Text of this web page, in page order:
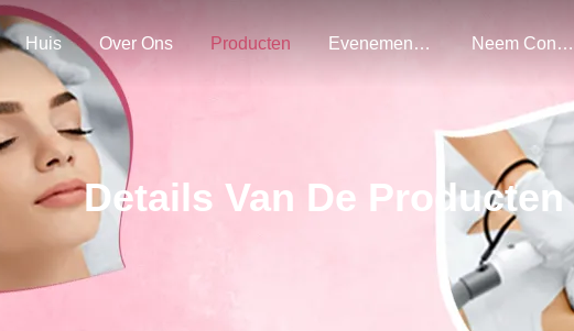
Huis Over Ons Producten Evenementen Neem Contact Met Ons Op
Details Van De Producten